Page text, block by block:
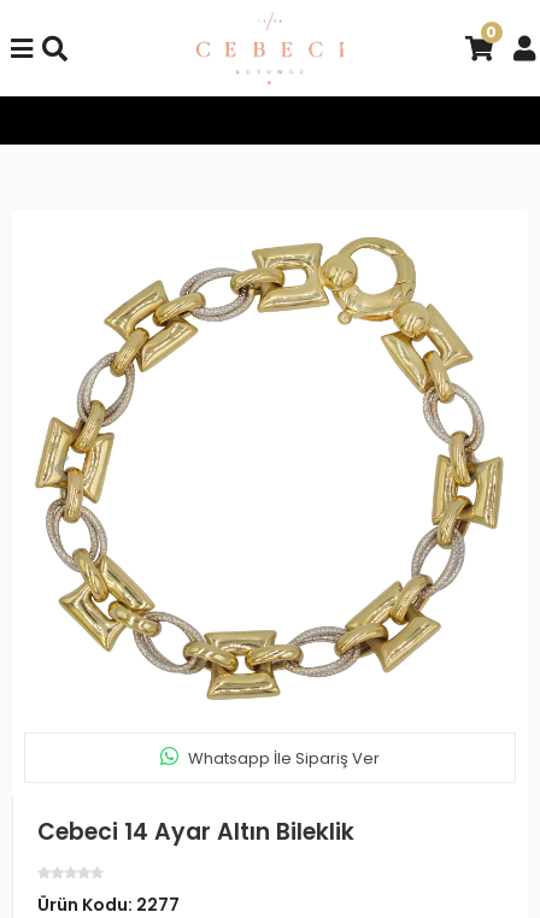
0
Whatsapp İle Sipariş Ver
Cebeci 14 Ayar Altın Bileklik
Ürün Kodu: 2277